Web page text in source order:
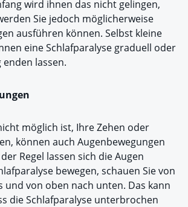
wird ihnen das nicht gelingen,
Sie jedoch möglicherweise
ausführen können. Selbst kleine
eine Schlafparalyse graduell oder
lassen.
möglich ist, Ihre Zehen oder
können auch Augenbewegungen
Regel lassen sich die Augen
bewegen, schauen Sie von
und von oben nach unten. Das kann
die Schlafparalyse unterbrochen